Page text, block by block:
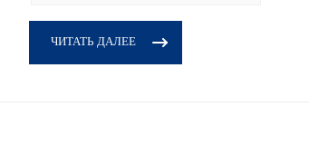
ЧИТАТЬ ДАЛЕЕ